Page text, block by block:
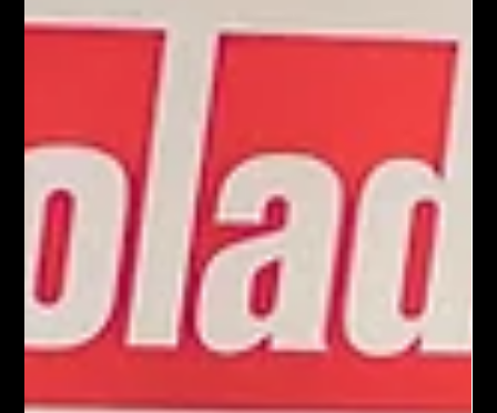
Korting op de Graco GX
19 Elektrisch Airless
Spuittoestel
De GX 19 is een lichtgewicht airless spuittoestel met
duurzame pomp, eenvoudig onderhoud en een premium
spuitpistool voor nauwkeurig werk.